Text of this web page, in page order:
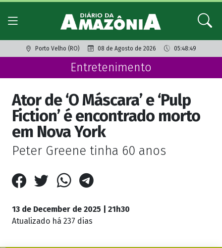
Porto Velho (RO) 08 de Agosto de 2026 05:48:49
Entretenimento
Ator de ‘O Máscara’ e ‘Pulp
Fiction’ é encontrado morto
em Nova York
Peter Greene tinha 60 anos
13 de December de 2025 | 21h30
Atualizado há 237 dias